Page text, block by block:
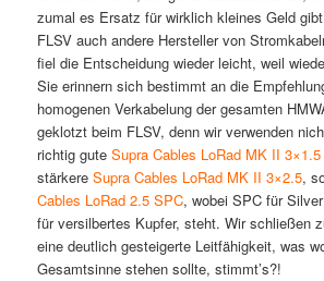
zumal es Ersatz für wirklich kleines Geld
FLSV auch andere Hersteller von
fiel die Entscheidung wieder leicht, weil
Sie erinnern sich bestimmt an die
homogenen Verkabelung der gesamten
geklotzt beim FLSV, denn wir verwenden
richtig gute Supra Cables LoRad MK II 3×1.5
stärkere Supra Cables LoRad MK II 3×2.5,
Cables LoRad 2.5 SPC, wobei SPC für
für versilbertes Kupfer, steht. Wir schließen
eine deutlich gesteigerte Leitfähigkeit, was
Gesamtsinne stehen sollte, stimmt’s?!